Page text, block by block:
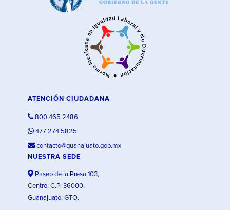
ATENCIÓN CIUDADANA
800 465 2486
477 274 5825
contacto@guanajuato.gob.mx
NUESTRA SEDE
Paseo de la Presa 103,
Centro, C.P. 36000,
Guanajuato, GTO.